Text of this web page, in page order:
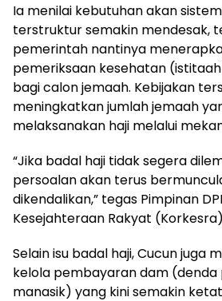
Ia menilai kebutuhan akan
terstruktur semakin mendesak,
pemerintah nantinya
pemeriksaan kesehatan
bagi calon jemaah. Kebijakan
meningkatkan jumlah jemaah
melaksanakan haji melalui
“Jika badal haji tidak segera
persoalan akan terus
dikendalikan,” tegas Pimpinan
Kesejahteraan Rakyat
Selain isu badal haji, Cucun juga
kelola pembayaran dam
manasik) yang kini semakin